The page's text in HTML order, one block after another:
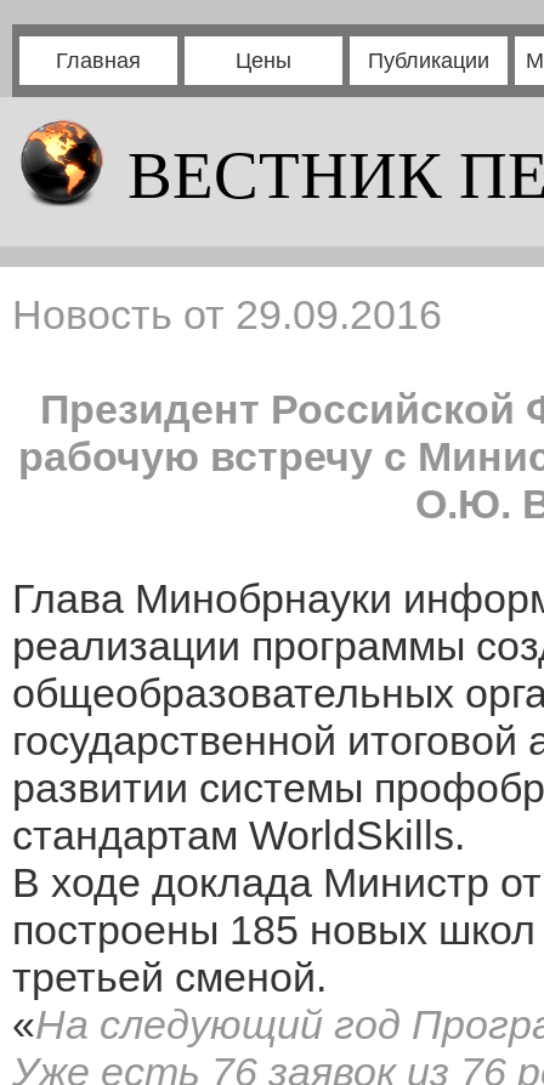
Главная Цены Публикации
ВЕСТНИК
Новость от 29.09.2016
Президент
рабочую встречу с
О.Ю.
Глава Минобрнауки
реализации программы
общеобразовательных
государственной
развитии системы
стандартам WorldSkills.
В ходе доклада Министр
построены 185 новых школ
третьей сменой.
«На следующий год
Уже есть 76 заявок из 76